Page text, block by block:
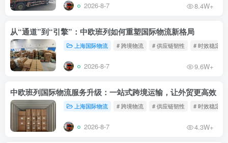
2026-8-7 8.4W+
从“通道”到“引擎”：中欧班列如何重塑国际物流新格局
上海国际物流 # 跨境物流 # 供应链韧性 # 时效稳定
2026-8-7 9.6W+
中欧班列国际物流服务升级：一站式跨境运输，让外贸更高效
上海国际物流 # 跨境物流 # 供应链韧性 # 时效稳定
2026-8-7 4.3W+